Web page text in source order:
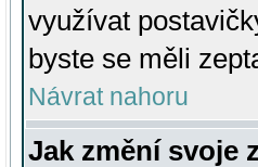
využívat
byste se měli
Návrat nahoru
Jak změní svoje